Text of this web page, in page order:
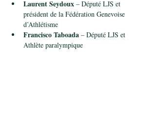
Laurent Seydoux – Député LJS et
président de la Fédération Genevoise
d’Athlétisme
Francisco Taboada – Député LJS et
Athlète paralympique